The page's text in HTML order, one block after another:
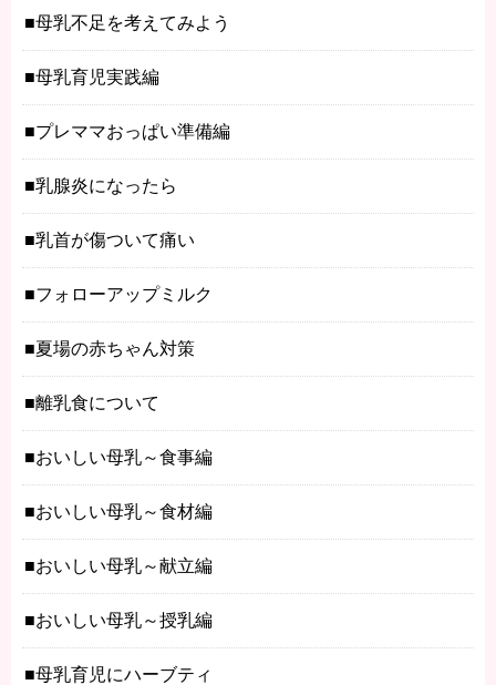
母乳不足を考えてみよう
母乳育児実践編
プレママおっぱい準備編
乳腺炎になったら
乳首が傷ついて痛い
フォローアップミルク
夏場の赤ちゃん対策
離乳食について
おいしい母乳～食事編
おいしい母乳～食材編
おいしい母乳～献立編
おいしい母乳～授乳編
母乳育児にハーブティ